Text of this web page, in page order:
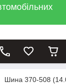
Шина 370-508